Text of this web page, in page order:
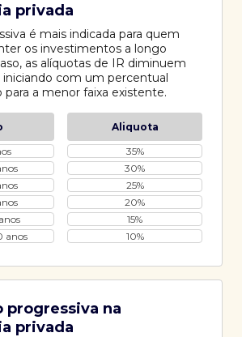
privada
é mais indicada para quem
os investimentos a longo
as alíquotas de IR diminuem
com um percentual
para a menor faixa existente.
Aliquota
35%
30%
25%
20%
15%
anos
10%
progressiva na
privada